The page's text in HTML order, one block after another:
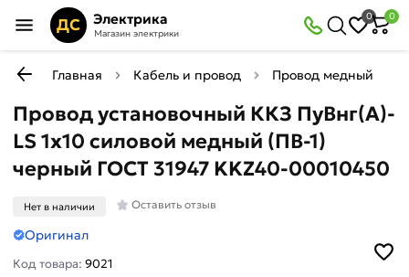
ДС Электрика
Магазин электрики
0 0
Главная Кабель и провод Провод медный
Провод установочный ККЗ ПуВнг(А)-
LS 1х10 силовой медный (ПВ-1)
черный ГОСТ 31947 KKZ40-00010450
Нет в наличии Оставить отзыв
Оригинал
Код товара:9021